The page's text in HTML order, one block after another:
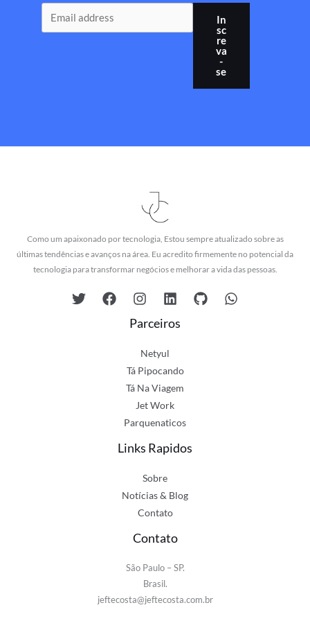
In
sc
re
va
-
se
Como um apaixonado por tecnologia, Estou sempre atualizado sobre as
últimas tendências e avanços na área. Eu acredito firmemente no potencial da
tecnologia para transformar negócios e melhorar a vida das pessoas.
Parceiros
Netyul
Tá Pipocando
Tá Na Viagem
Jet Work
Parquenaticos
Links Rapidos
Sobre
Notícias & Blog
Contato
Contato
São Paulo – SP.
Brasil.
jeftecosta@jeftecosta.com.br